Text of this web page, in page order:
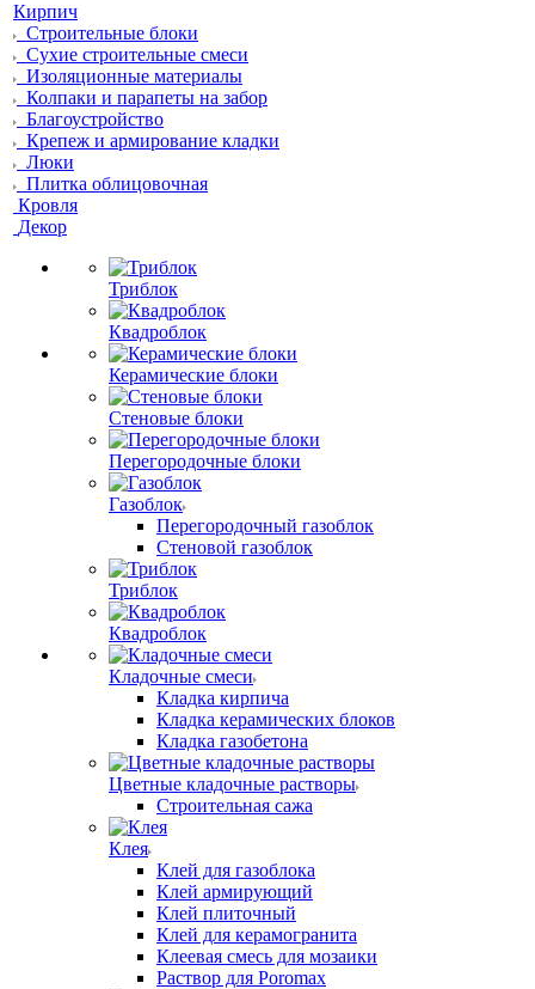
Кирпич
Строительные блоки
Сухие строительные смеси
Изоляционные материалы
Колпаки и парапеты на забор
Благоустройство
Крепеж и армирование кладки
Люки
Плитка облицовочная
Кровля
Декор
Триблок
Квадроблок
Керамические блоки
Стеновые блоки
Перегородочные блоки
Газоблок
Перегородочный газоблок
Стеновой газоблок
Триблок
Квадроблок
Кладочные смеси
Кладка кирпича
Кладка керамических блоков
Кладка газобетона
Цветные кладочные растворы
Строительная сажа
Клея
Клей для газоблока
Клей армирующий
Клей плиточный
Клей для керамогранита
Клеевая смесь для мозаики
Раствор для Poromax